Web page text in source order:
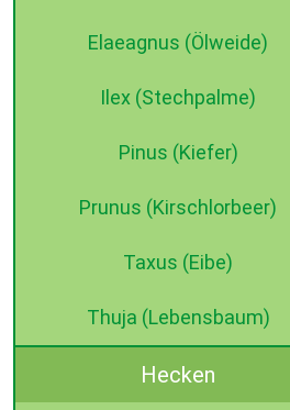
Elaeagnus (Ölweide)
Ilex (Stechpalme)
Pinus (Kiefer)
Prunus (Kirschlorbeer)
Taxus (Eibe)
Thuja (Lebensbaum)
Hecken